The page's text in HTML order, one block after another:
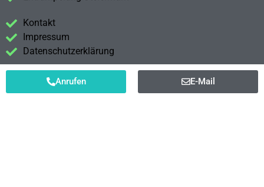
Kontakt
Impressum
Datenschutzerklärung
Anrufen E-Mail